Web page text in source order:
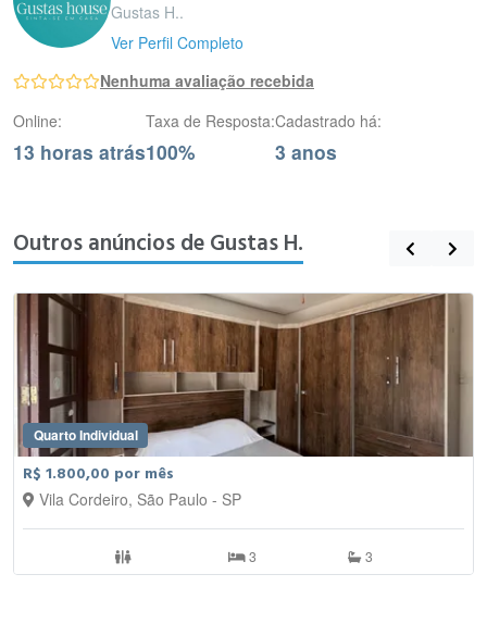
Gustas H..
Ver Perfil Completo
Nenhuma avaliação recebida
Online:
13 horas atrás
Taxa de Resposta:
100%
Cadastrado há:
3 anos
Outros anúncios de Gustas H.
Quarto Individual
R$ 1.800,00 por mês
Vila Cordeiro, São Paulo - SP
3 3